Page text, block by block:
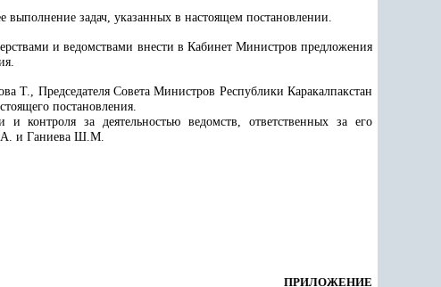
выполнение задач, указанных в настоящем постановлении.
и ведомствами внести в Кабинет Министров предложения
Т., Председателя Совета Министров Республики Каракалпакстан
постановления.
контроля за деятельностью ведомств, ответственных за его
и Ганиева Ш.М.
ПРИЛОЖЕНИЕ